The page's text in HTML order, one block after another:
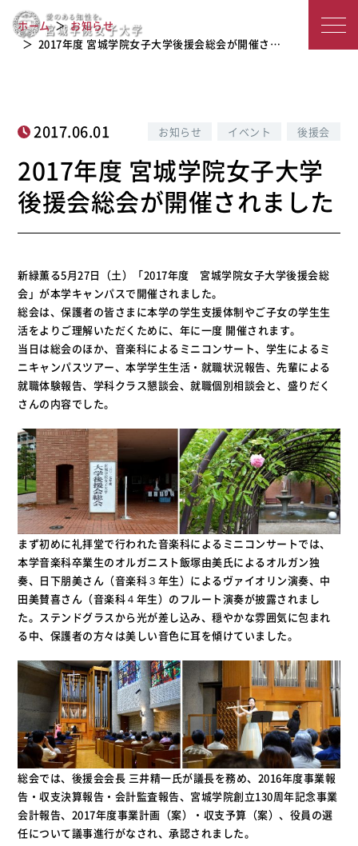
城
女
子
大
学
2017年度 宮城学院女子大学後援会総会
が開催されました
ホーム
お知らせ
2017年度 宮城学院女子大学後援会総会が開催さ…
2017.06.01 お知らせ イベント 後援会
2017年度 宮城学院女子大学
後援会総会が開催されました
新緑薫る5月27日（土）「2017年度 宮城学院女子大学後援会総
会」が本学キャンパスで開催されました。
総会は、保護者の皆さまに本学の学生支援体制やご子女の学生生
活をよりご理解いただくために、年に一度 開催されます。
当日は総会のほか、音楽科によるミニコンサート、学生によるミ
ニキャンパスツアー、本学学生生活・就職状況報告、先輩による
就職体験報告、学科クラス懇談会、就職個別相談会と、盛りだく
さんの内容でした。
まず初めに礼拝堂で行われた音楽科によるミニコンサートでは、
本学音楽科卒業生のオルガニスト飯塚由美氏によるオルガン独
奏、日下朋美さん（音楽科３年生）によるヴァイオリン演奏、中
田美賛喜さん（音楽科４年生）のフルート演奏が披露されまし
た。ステンドグラスから光が差し込み、穏やかな雰囲気に包まれ
る中、保護者の方々は美しい音色に耳を傾けていました。
総会では、後援会会長 三井精一氏が議長を務め、2016年度事業報
告・収支決算報告・会計監査報告、宮城学院創立130周年記念事業
会計報告、2017年度事業計画（案）・収支予算（案）、役員の選
任について議事進行がなされ、承認されました。